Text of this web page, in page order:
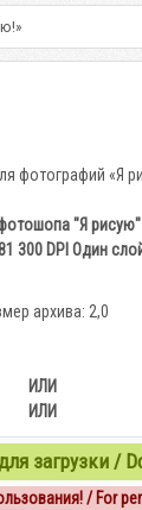
"Я рисую"
300 DPI Один
архива: 2,0
ИЛИ
ИЛИ
загрузки /
/ For